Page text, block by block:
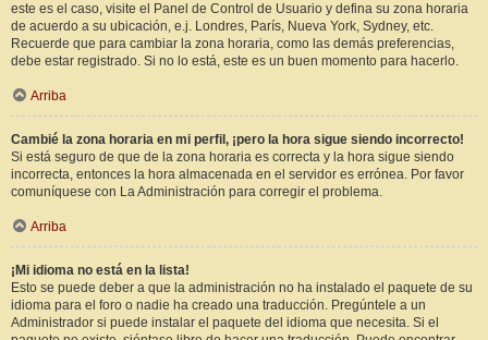
este es el caso, visite el Panel de Control de Usuario y defina su zona horaria
de acuerdo a su ubicación, e.j. Londres, París, Nueva York, Sydney, etc.
Recuerde que para cambiar la zona horaria, como las demás preferencias,
debe estar registrado. Si no lo está, este es un buen momento para hacerlo.
Arriba
Cambié la zona horaria en mi perfil, ¡pero la hora sigue siendo incorrecto!
Si está seguro de que de la zona horaria es correcta y la hora sigue siendo
incorrecta, entonces la hora almacenada en el servidor es errónea. Por favor
comuníquese con La Administración para corregir el problema.
Arriba
¡Mi idioma no está en la lista!
Esto se puede deber a que la administración no ha instalado el paquete de su
idioma para el foro o nadie ha creado una traducción. Pregúntele a un
Administrador si puede instalar el paquete del idioma que necesita. Si el